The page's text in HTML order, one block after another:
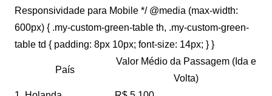
Responsividade para Mobile */ @media (max-width:
600px) { .my-custom-green-table th, .my-custom-green-
table td { padding: 8px 10px; font-size: 14px; } }
País
Valor Médio da Passagem (Ida e
Volta)